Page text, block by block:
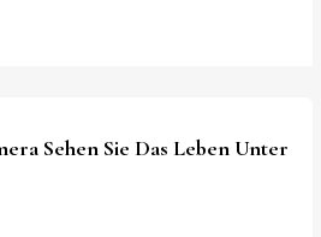
Sehen Sie Das Leben Unter